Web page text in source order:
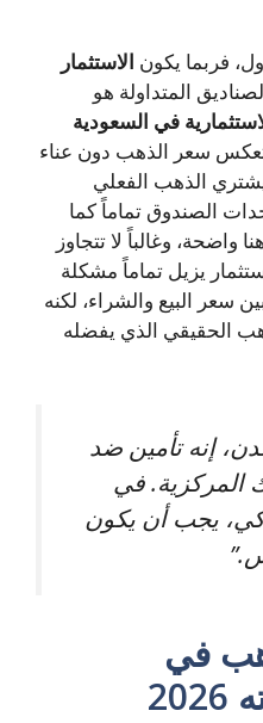
فربما يكون الاستثمار
المتداولة هو
في السعودية
سعر الذهب دون عناء
الذهب الفعلي
الصندوق تماماً كما
وغالباً لا تتجاوز
يزيل تماماً مشكلة
سعر البيع والشراء، لكنه
الحقيقي الذي يفضله
إنه تأمين ضد
المركزية. في
يجب أن يكون
في